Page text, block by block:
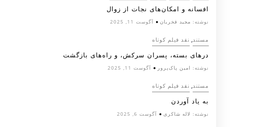
افسانه‌ و امکان‌های نجات از زوال
نوشته: مجید فخریان آگوست 11, 2025
مستند, نقد فیلم کوتاه
درهای بسته، پسران سرکش، و راه‌های بازگشت
نوشته: امین پاک‌پرور آگوست 11, 2025
مستند, نقد فیلم کوتاه
به یاد آوردن
نوشته: لاله شاکری آگوست 6, 2025